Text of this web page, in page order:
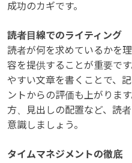
成功のカギです。
読者目線でのライティング
読者が何を求めているかを
容を提供することが重要で
やすい文章を書くことで、
ントからの評価も上がりま
方、見出しの配置など、読
意識しましょう。
タイムマネジメントの徹底